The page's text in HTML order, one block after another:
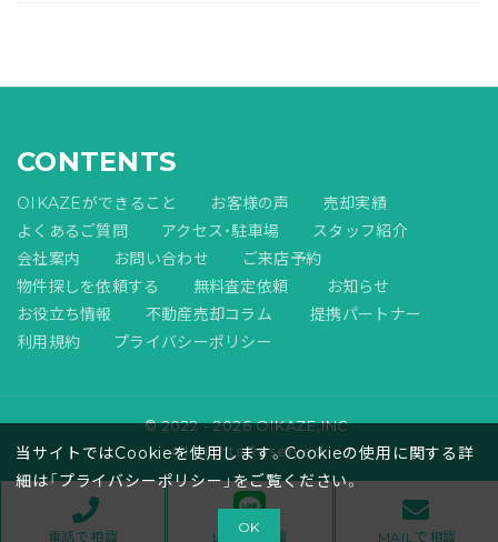
CONTENTS
OIKAZEができること お客様の声
売却実績
よくあるご質問
アクセス・駐車場
スタッフ紹介
会社案内
お問い合わせ
ご来店予約
物件探しを依頼する
無料査定依頼
お知らせ
お役立ち情報
不動産売却コラム
提携パートナー
利用規約
プライバシーポリシー
© 2022 - 2026 OIKAZE,INC.
All Rights Reserved.
電話で相談 LINEで相談 MAILで相談
当サイトではCookieを使用します。Cookieの使用に関する詳
細は「プライバシーポリシー」をご覧ください。
OK